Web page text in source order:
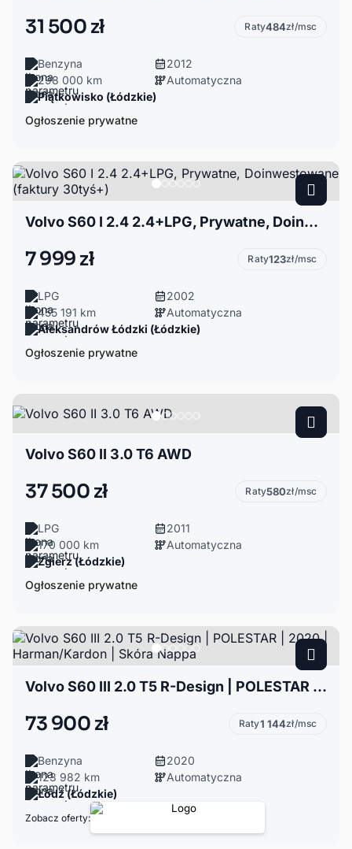
31 500 zł Raty484zł/msc
Benzyna
2012
298 000 km
Automatyczna
Piątkowisko (Łódzkie)
Ogłoszenie prywatne
Volvo S60 I 2.4 2.4+LPG, Prywatne, Doinwestowane (faktury 30tyś+)
7 999 zł Raty123zł/msc
LPG
2002
455 191 km
Automatyczna
Aleksandrów Łódzki (Łódzkie)
Ogłoszenie prywatne
Volvo S60 II 3.0 T6 AWD
37 500 zł Raty580zł/msc
LPG
2011
170 000 km
Automatyczna
Zgierz (Łódzkie)
Ogłoszenie prywatne
Volvo S60 III 2.0 T5 R-Design | POLESTAR | 2020 | Harman/Kardon | Skóra Nappa
73 900 zł Raty1 144zł/msc
Benzyna
2020
123 982 km
Automatyczna
Łódź (Łódzkie)
Zobacz oferty: